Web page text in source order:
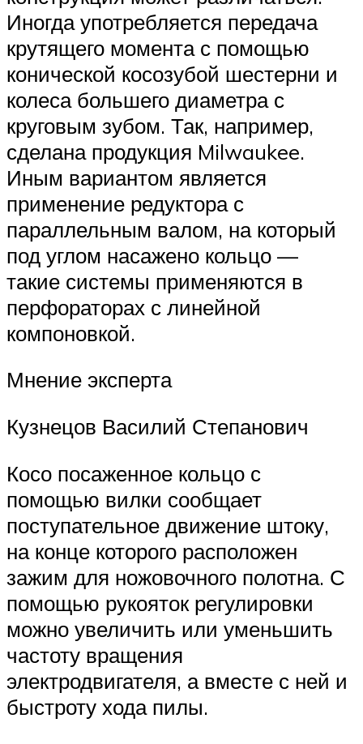
Иногда употребляется передача
крутящего момента с помощью
конической косозубой шестерни и
колеса большего диаметра с
круговым зубом. Так, например,
сделана продукция Milwaukee.
Иным вариантом является
применение редуктора с
параллельным валом, на который
под углом насажено кольцо —
такие системы применяются в
перфораторах с линейной
компоновкой.
Мнение эксперта
Кузнецов Василий Степанович
Косо посаженное кольцо с
помощью вилки сообщает
поступательное движение штоку,
на конце которого расположен
зажим для ножовочного полотна. С
помощью рукояток регулировки
можно увеличить или уменьшить
частоту вращения
электродвигателя, а вместе с ней и
быстроту хода пилы.